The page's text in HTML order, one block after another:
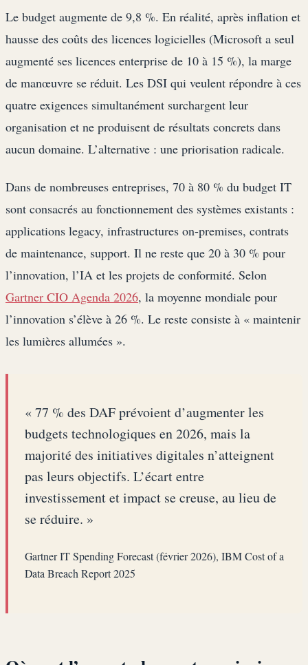
Le budget augmente de 9,8 %. En réalité, après inflation et
hausse des coûts des licences logicielles (Microsoft a seul
augmenté ses licences enterprise de 10 à 15 %), la marge
de manœuvre se réduit. Les DSI qui veulent répondre à ces
quatre exigences simultanément surchargent leur
organisation et ne produisent de résultats concrets dans
aucun domaine. L’alternative : une priorisation radicale.
Dans de nombreuses entreprises, 70 à 80 % du budget IT
sont consacrés au fonctionnement des systèmes existants :
applications legacy, infrastructures on-premises, contrats
de maintenance, support. Il ne reste que 20 à 30 % pour
l’innovation, l’IA et les projets de conformité. Selon
Gartner CIO Agenda 2026, la moyenne mondiale pour
l’innovation s’élève à 26 %. Le reste consiste à « maintenir
les lumières allumées ».
« 77 % des DAF prévoient d’augmenter les
budgets technologiques en 2026, mais la
majorité des initiatives digitales n’atteignent
pas leurs objectifs. L’écart entre
investissement et impact se creuse, au lieu de
se réduire. »
Gartner IT Spending Forecast (février 2026), IBM Cost of a
Data Breach Report 2025